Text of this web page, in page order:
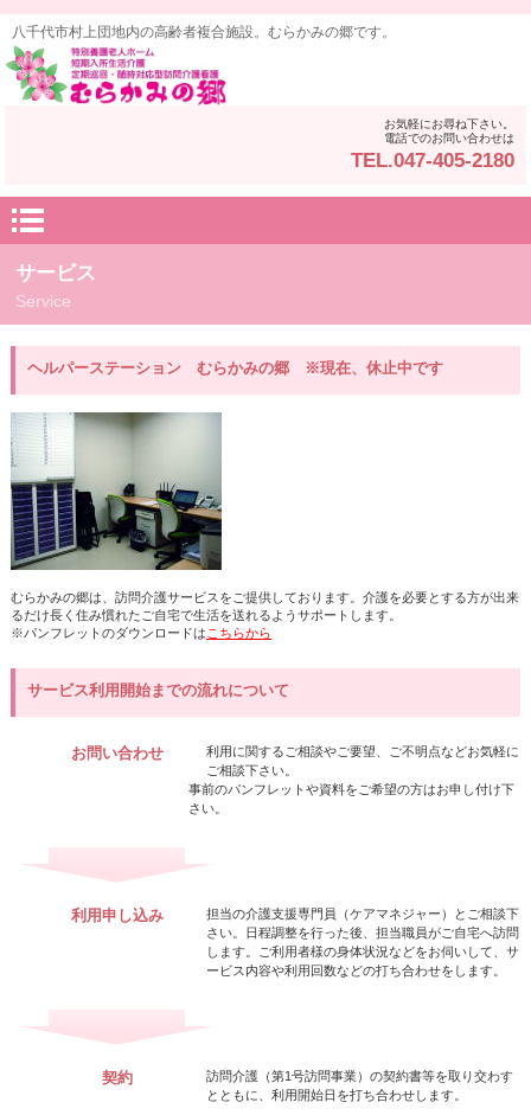
八千代市村上団地内の高齢者複合施設。むらかみの郷です。
お気軽にお尋ね下さい。
電話でのお問い合わせは
TEL.047-405-2180
サービス
Service
ヘルパーステーション むらかみの郷 ※現在、休止中です
むらかみの郷は、訪問介護サービスをご提供しております。介護を必要とする方が出来
るだけ長く住み慣れたご自宅で生活を送れるようサポートします。
※パンフレットのダウンロードは こちらから
サービス利用開始までの流れについて
お問い合わせ
利用に関するご相談やご要望、ご不明点などお気軽に
ご相談下さい。
事前のパンフレットや資料をご希望の方はお申し付け下
さい。
利用申し込み
担当の介護支援専門員（ケアマネジャー）とご相談下
さい。日程調整を行った後、担当職員がご自宅へ訪問
します。ご利用者様の身体状況などをお伺いして、サ
ービス内容や利用回数などの打ち合わせをします。
契約
訪問介護（第1号訪問事業）の契約書等を取り交わす
とともに、利用開始日を打ち合わせします。